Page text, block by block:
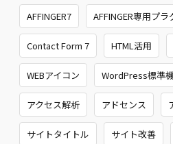
AFFINGER7 AFFINGER専用プラ
Contact Form 7 HTML活用
WEBアイコン WordPress標準
アクセス解析 アドセンス
サイトタイトル サイト改善